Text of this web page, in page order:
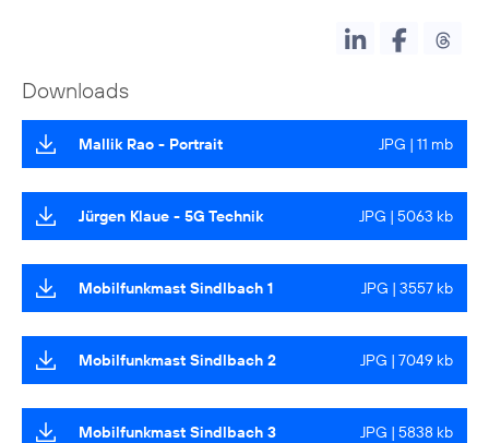
Downloads
Mallik Rao - Portrait JPG | 11 mb
Jürgen Klaue - 5G Technik JPG | 5063 kb
Mobilfunkmast Sindlbach 1 JPG | 3557 kb
Mobilfunkmast Sindlbach 2 JPG | 7049 kb
Mobilfunkmast Sindlbach 3 JPG | 5838 kb